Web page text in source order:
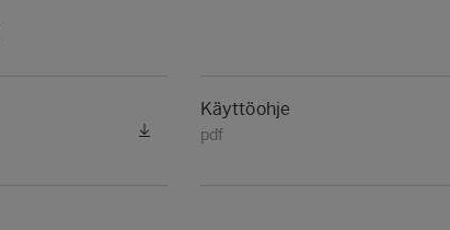
Käyttöohje
pdf